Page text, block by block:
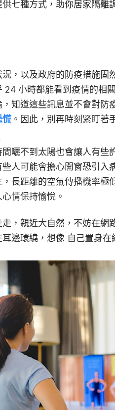
七種方式，助你居家隔離
，以及政府的防疫措施固
24 小時都能看到疫情的相
知道這些訊息並不會對防
慌 。因此，別再時刻緊盯著
曬不到太陽也會讓人有些
人可能會擔心開窗恐引入
長距離的空氣傳播機率極
情保持愉悅。
，親近大自然，不妨在網
邊環繞，想像 自己置身在